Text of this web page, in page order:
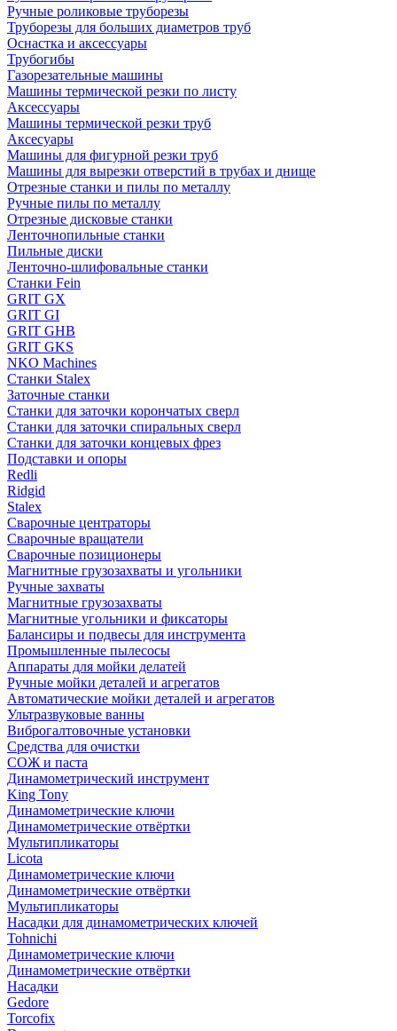
Ручные роликовые труборезы
Труборезы для больших диаметров труб
Оснастка и аксессуары
Трубогибы
Газорезательные машины
Машины термической резки по листу
Аксессуары
Машины термической резки труб
Аксесуары
Машины для фигурной резки труб
Машины для вырезки отверстий в трубах и днище
Отрезные станки и пилы по металлу
Ручные пилы по металлу
Отрезные дисковые станки
Ленточнопильные станки
Пильные диски
Ленточно-шлифовальные станки
Станки Fein
GRIT GX
GRIT GI
GRIT GHB
GRIT GKS
NKO Machines
Станки Stalex
Заточные станки
Станки для заточки корончатых сверл
Станки для заточки спиральных сверл
Станки для заточки концевых фрез
Подставки и опоры
Redli
Ridgid
Stalex
Сварочные центраторы
Сварочные вращатели
Сварочные позиционеры
Магнитные грузозахваты и угольники
Ручные захваты
Магнитные грузозахваты
Магнитные угольники и фиксаторы
Балансиры и подвесы для инструмента
Промышленные пылесосы
Аппараты для мойки делатей
Ручные мойки деталей и агрегатов
Автоматические мойки деталей и агрегатов
Ультразвуковые ванны
Виброгалтовочные установки
Средства для очистки
СОЖ и паста
Динамометрический инструмент
King Tony
Динамометрические ключи
Динамометрические отвёртки
Мультипликаторы
Licota
Динамометрические ключи
Динамометрические отвёртки
Мультипликаторы
Насадки для динамометрических ключей
Tohnichi
Динамометрические ключи
Динамометрические отвёртки
Насадки
Gedore
Torcofix